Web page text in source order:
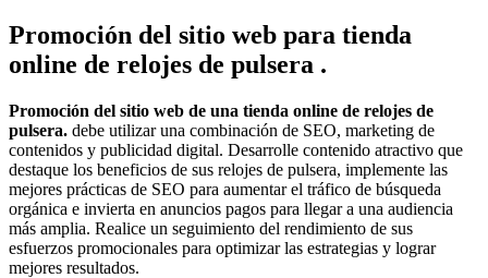
Promoción del sitio web para tienda
online de relojes de pulsera .
Promoción del sitio web de una tienda online de relojes de
pulsera. debe utilizar una combinación de SEO, marketing de
contenidos y publicidad digital. Desarrolle contenido atractivo que
destaque los beneficios de sus relojes de pulsera, implemente las
mejores prácticas de SEO para aumentar el tráfico de búsqueda
orgánica e invierta en anuncios pagos para llegar a una audiencia
más amplia. Realice un seguimiento del rendimiento de sus
esfuerzos promocionales para optimizar las estrategias y lograr
mejores resultados.